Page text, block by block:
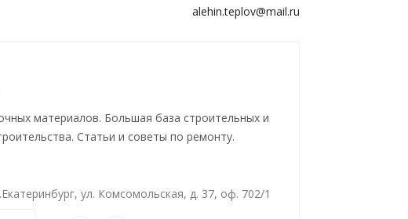
alehin.teplov@mail.ru
материалов. Большая база строительных и
Статьи и советы по ремонту.
ул. Комсомольская, д. 37, оф. 702/1